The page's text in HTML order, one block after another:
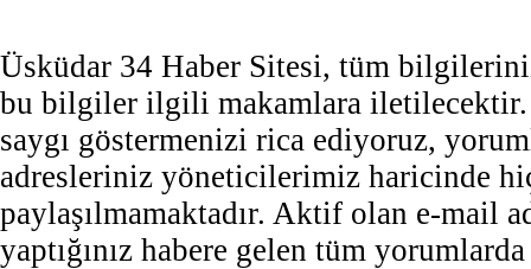
Üsküdar 34 Haber Sitesi, tüm
bu bilgiler ilgili makamlara iletilecektir.
saygı göstermenizi rica ediyoruz,
adresleriniz yöneticilerimiz haricinde
paylaşılmamaktadır. Aktif olan e-mail
yaptığınız habere gelen tüm